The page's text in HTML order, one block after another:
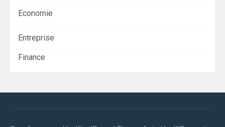
Economie
Entreprise
Finance